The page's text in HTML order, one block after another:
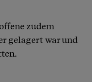
zudem
gelagert war und